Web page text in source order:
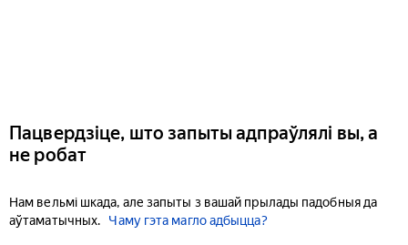
Пацвердзіце, што запыты адпраўлялі вы, а
не робат
Нам вельмі шкада, але запыты з вашай прылады падобныя да
аўтаматычных.
Чаму гэта магло адбыцца?